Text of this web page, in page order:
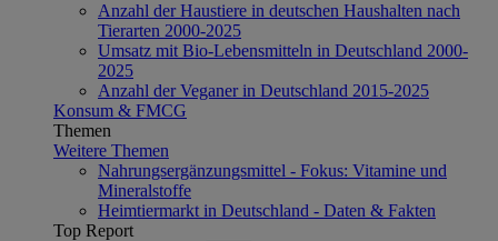
Anzahl der Haustiere in deutschen Haushalten nach
Tierarten 2000-2025
Umsatz mit Bio-Lebensmitteln in Deutschland 2000-
2025
Anzahl der Veganer in Deutschland 2015-2025
Konsum & FMCG
Themen
Weitere Themen
Nahrungsergänzungsmittel - Fokus: Vitamine und
Mineralstoffe
Heimtiermarkt in Deutschland - Daten & Fakten
Top Report